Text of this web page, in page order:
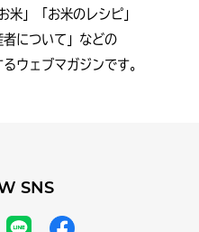
米」「お米のレシピ」
者について」などの
ウェブマガジンです。
SNS